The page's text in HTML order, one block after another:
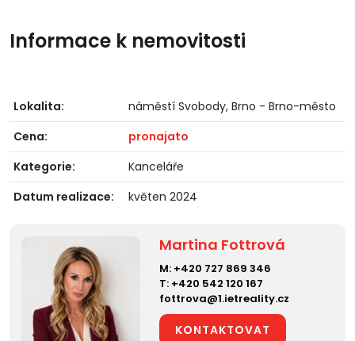
Informace k nemovitosti
Lokalita:
náměstí Svobody, Brno - Brno-město
Cena:
pronajato
Kategorie:
Kanceláře
Datum realizace:
květen 2024
Martina Fottrová
M: +420 727 869 346
T: +420 542 120 167
fottrova@1.ietreality.cz
KONTAKTOVAT